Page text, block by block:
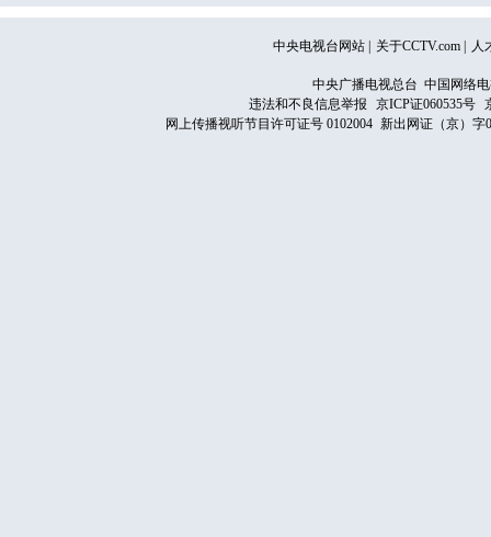
中央电视台网站 关于CCTV.com 人
中央广播电视总台 中国网络
违法和不良信息举报
京ICP证060535号
网上传播视听节目许可证号 0102004 新出网证（京）